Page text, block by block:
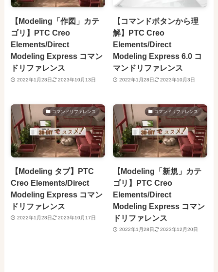
【Modeling「作図」カテ
ゴリ】PTC Creo
Elements/Direct
Modeling Express コマン
ドリファレンス
2022年1月28日 2023年10月13日
【コマンドボタンから理
解】PTC Creo
Elements/Direct
Modeling Express 6.0 コ
マンドリファレンス
2022年1月28日 2023年10月3日
コマンドリファレンス
【Modeling タブ】PTC
Creo Elements/Direct
Modeling Express コマン
ドリファレンス
2022年1月28日 2023年10月17日
コマンドリファレンス
【Modeling「新規」カテ
ゴリ】PTC Creo
Elements/Direct
Modeling Express コマン
ドリファレンス
2022年1月28日 2023年12月20日